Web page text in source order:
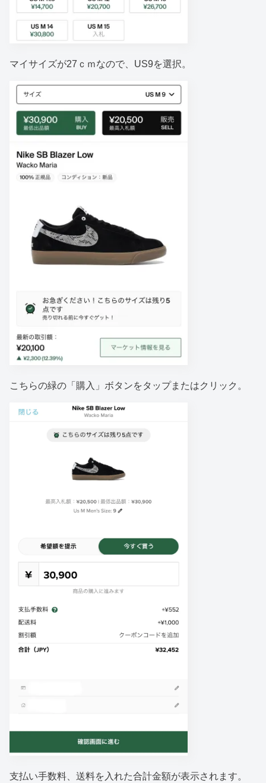
マイサイズが27ｃｍなので、US9を選択。
こちらの緑の「購入」ボタンをタップまたはクリック。
支払い手数料、送料を入れた合計金額が表示されます。